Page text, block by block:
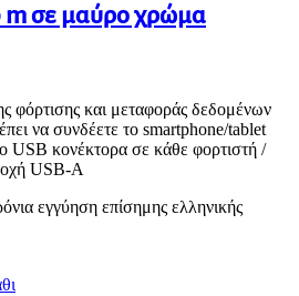
m σε μαύρο χρώμα
φόρτισης και μεταφοράς δεδομένων
να συνδέετε το smartphone/tablet
USB κονέκτορα σε κάθε φορτιστή /
USB-A
εγγύηση επίσημης ελληνικής